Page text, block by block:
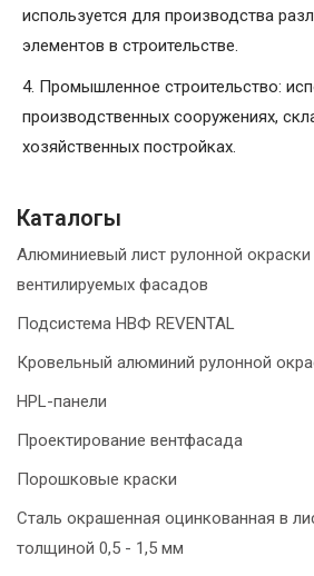
используется для производства
элементов в строительстве.
4. Промышленное строительство:
производственных сооружениях,
хозяйственных постройках.
Каталогы
Алюминиевый лист рулонной
вентилируемых фасадов
Подсистема НВФ REVENTAL
Кровельный алюминий рулонной
HPL-панели
Проектирование вентфасада
Порошковые краски
Сталь окрашенная оцинкованная в
толщиной 0,5 - 1,5 мм